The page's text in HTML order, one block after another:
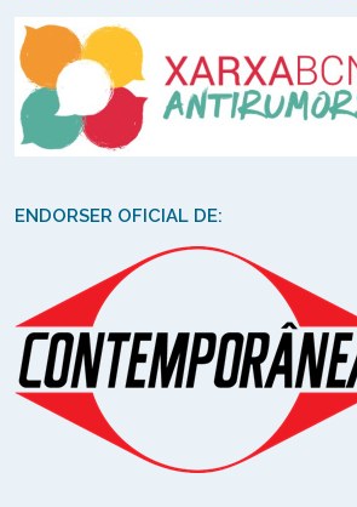
ENDORSER OFICIAL DE: